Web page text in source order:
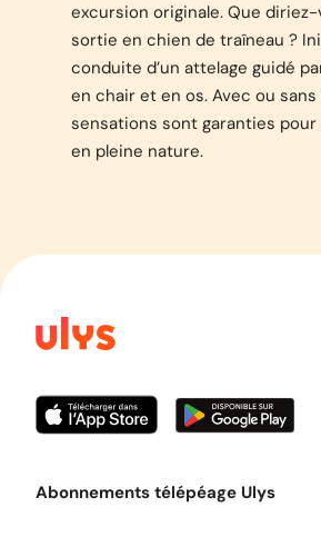
excursion originale. Que diriez-
sortie en chien de traîneau ?
conduite d’un attelage guidé
en chair et en os. Avec ou sans
sensations sont garanties
en pleine nature.
Abonnements télépéage Ulys